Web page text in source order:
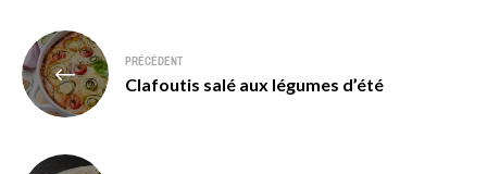
Navigation
de
l’article
PRÉCÉDENT
Clafoutis salé aux légumes d’été